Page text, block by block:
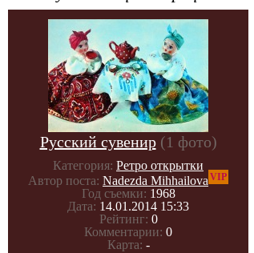
Русский сувенир (1 фото)
Категория: Ретро открытки
Автор поста: Nadezda Mihhailova VIP
Год съемки: 1968
Дата: 14.01.2014 15:33
Рейтинг: 0
Комментарии: 0
Карта: -